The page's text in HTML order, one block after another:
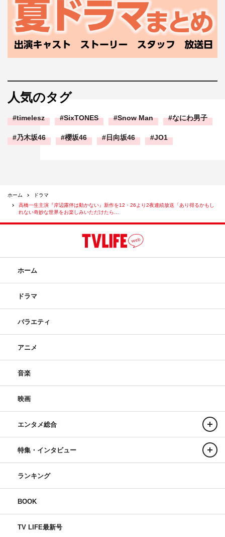
人気のタグ
timelesz SixTONES Snow Man なにわ男子
乃木坂46 櫻坂46 日向坂46 JO1
ホーム
ドラマ
高橋一生主演『岸辺露伴は動かない』新作を12・26より2夜連続放送「あり得るかもし
れない奇妙な世界をお楽しみいただけたら…
ホーム
ドラマ
バラエティ
アニメ
音楽
映画
エンタメ総合
特集・インタビュー
ランキング
BOOK
TV LIFE最新号